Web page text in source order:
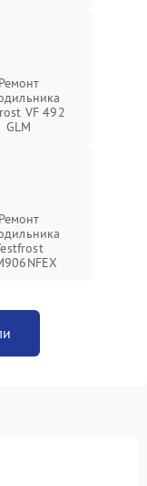
Ремонт
VF 492
GLM
Ремонт